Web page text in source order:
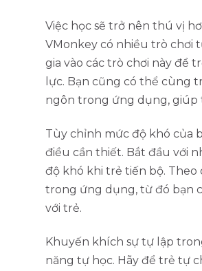
Việc học sẽ trở nên thú vị
VMonkey có nhiều trò chơi
gia vào các trò chơi này để
lực. Bạn cũng có thể cùng
ngôn trong ứng dụng, giúp
Tùy chỉnh mức độ khó của
điều cần thiết. Bắt đầu với
độ khó khi trẻ tiến bộ. Theo
trong ứng dụng, từ đó bạn
với trẻ.
Khuyến khích sự tự lập
năng tự học. Hãy để trẻ tự